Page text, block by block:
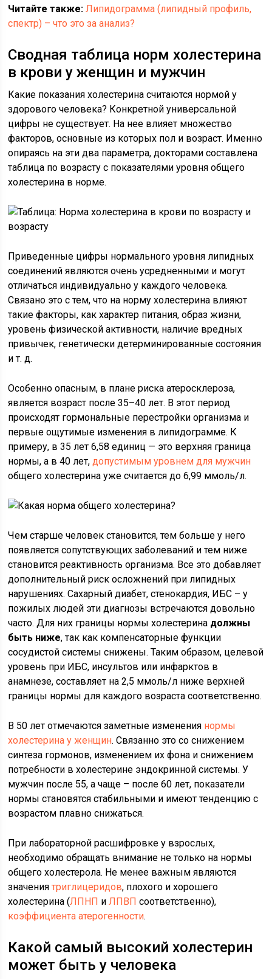
Читайте также: Липидограмма (липидный профиль,
спектр) – что это за анализ?
Сводная таблица норм холестерина
в крови у женщин и мужчин
Какие показания холестерина считаются нормой у
здорового человека? Конкретной универсальной
цифры не существует. На нее влияет множество
факторов, основные из которых пол и возраст. Именно
опираясь на эти два параметра, докторами составлена
таблица по возрасту с показателями уровня общего
холестерина в норме.
Приведенные цифры нормального уровня липидных
соединений являются очень усредненными и могут
отличаться индивидуально у каждого человека.
Связано это с тем, что на норму холестерина влияют
такие факторы, как характер питания, образ жизни,
уровень физической активности, наличие вредных
привычек, генетически детерминированные состояния
и т. д.
Особенно опасным, в плане риска атеросклероза,
является возраст после 35–40 лет. В этот период
происходят гормональные перестройки организма и
первые ощутимые изменения в липидограмме. К
примеру, в 35 лет 6,58 единиц — это верхняя граница
нормы, а в 40 лет,допустимым уровнем для мужчин
общего холестерина уже считается до 6,99 ммоль/л.
Чем старше человек становится, тем больше у него
появляется сопутствующих заболеваний и тем ниже
становится реактивность организма. Все это добавляет
дополнительный риск осложнений при липидных
нарушениях. Сахарный диабет, стенокардия, ИБС – у
пожилых людей эти диагнозы встречаются довольно
часто. Для них границы нормы холестерина должны
быть ниже, так как компенсаторные функции
сосудистой системы снижены. Таким образом, целевой
уровень при ИБС, инсультов или инфарктов в
анамнезе, составляет на 2,5 ммоль/л ниже верхней
границы нормы для каждого возраста соответственно.
В 50 лет отмечаются заметные изменения нормы
холестерина у женщин. Связанно это со снижением
синтеза гормонов, изменением их фона и снижением
потребности в холестерине эндокринной системы. У
мужчин после 55, а чаще – после 60 лет, показатели
нормы становятся стабильными и имеют тенденцию с
возрастом плавно снижаться.
При лабораторной расшифровке у взрослых,
необходимо обращать внимание не только на нормы
общего холестерола. Не менее важным являются
значениятриглицеридов, плохого и хорошего
холестерина (ЛПНП иЛПВП соответственно),
коэффициента атерогенности.
Какой самый высокий холестерин
может быть у человека